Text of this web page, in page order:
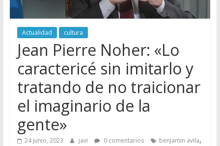
Actualidad cultura
Jean Pierre Noher: «Lo
caractericé sin imitarlo y
tratando de no traicionar
el imaginario de la
gente»
24 junio, 2023 javi 0 comentarios benjamin avila,